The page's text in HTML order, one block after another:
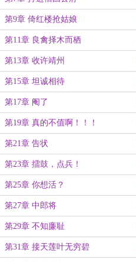
第9章 倚红楼抢姑娘
第11章 良禽择木而栖
第13章 收许靖州
第15章 坦诚相待
第17章 阉了
第19章 真的不值啊！！！
第21章 告状
第23章 擂鼓，点兵！
第25章 你想活？
第27章 中郎将
第29章 不知廉耻
第31章 接天莲叶无穷碧